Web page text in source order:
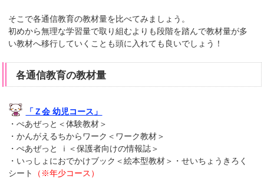
そこで各通信教育の教材量を比べてみましょう。
初めから無理な学習量で取り組むよりも段階を踏んで教材量が多
い教材へ移行していくことも頭に入れても良いでしょう！
各通信教育の教材量
「Ｚ会 幼児コース」
・ぺあぜっと＜体験教材＞
・かんがえるちからワーク＜ワーク教材＞
・ぺあぜっと ｉ＜保護者向けの情報誌＞
・いっしょにおでかけブック＜絵本型教材＞・せいちょうきろく
シート
（※年少コース）